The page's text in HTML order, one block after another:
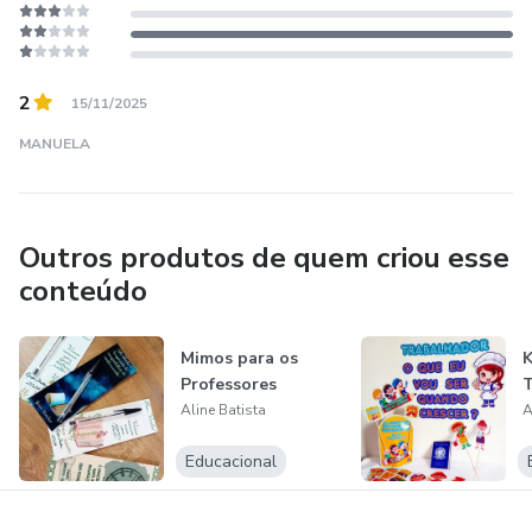
2 15/11/2025
MANUELA
Outros produtos de quem criou esse
conteúdo
Mimos para os
Professores
Aline Batista
Educacional